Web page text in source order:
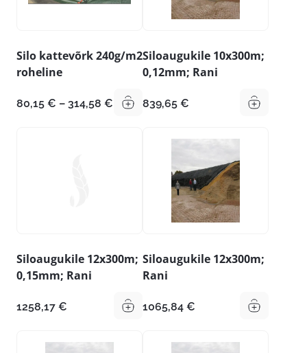
Silo kattevõrk 240g/m2
roheline
80,15 € – 314,58 € Hinnavahemik:
Siloaugukile 10x300m;
0,12mm; Rani
839,65 €
Siloaugukile 12x300m;
0,15mm; Rani
1258,17 €
Siloaugukile 12x300m;
Rani
1065,84 €